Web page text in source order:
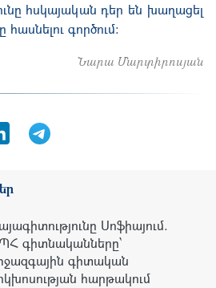
հսկայական դեր են խաղացել
գործում։
Նարա Մարտիրոսյան
LinkedIn
Սոֆիայում.
գիտնականները՝
գիտական
հարթակում